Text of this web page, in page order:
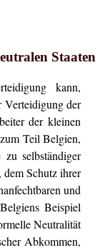
Staaten
kann,
Verteidigung der
der kleinen
Teil Belgien,
selbständiger
Schutz ihrer
und
Beispiel
Neutralität
Abkommen,